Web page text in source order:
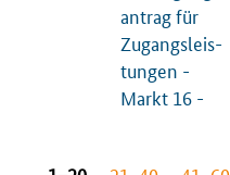
an­trag für
Zu­gangs­leis­
tun­gen -
Markt 16 -